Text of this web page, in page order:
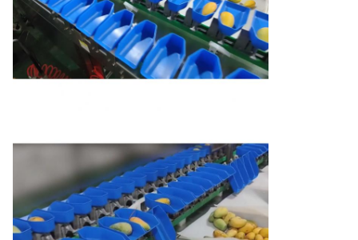
उत्पाद का आकार ≤1800mm ((L) *120mm ((W)
नियंत्रण प्रणाली उच्च गति ए/डी नियंत्रक
मशीन का आयाम
3592mm(L) * 1174mm(W) *
1508mm(H)